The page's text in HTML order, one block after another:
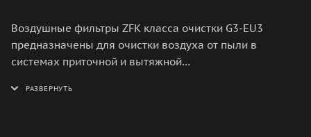
Воздушные фильтры ZFK класса очистки G3-EU3
предназначены для очистки воздуха от пыли в
системах приточной и вытяжной
кондиционирования прямоугольного сечения.